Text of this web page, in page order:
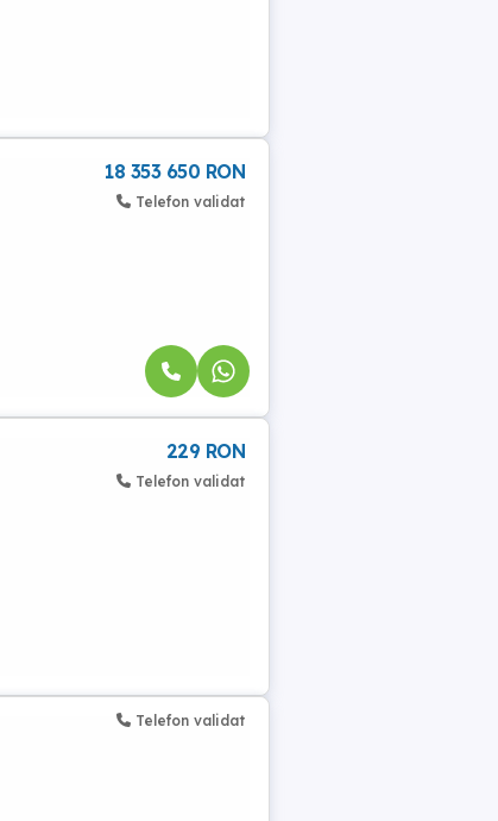
18 353 650 RON
Telefon validat
229 RON
Telefon validat
Telefon validat